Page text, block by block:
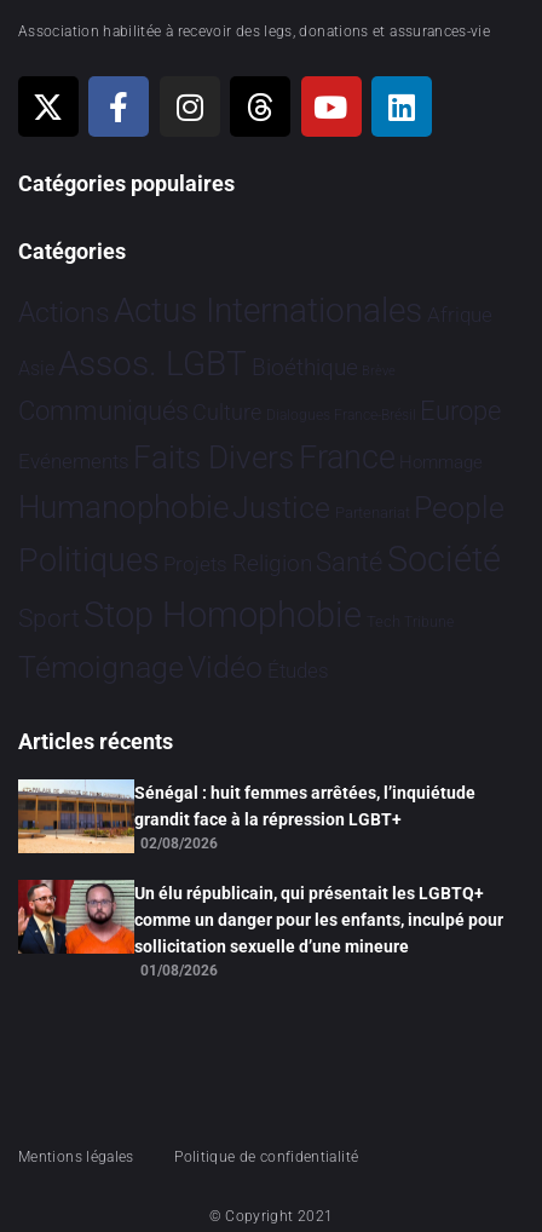
Association habilitée à recevoir des legs, donations et assurances-vie
Catégories populaires
Catégories
Actions Actus Internationales Afrique
Asie Assos. LGBT Bioéthique Brève
Communiqués Culture Dialogues France-Brésil Europe
Evénements Faits Divers France Hommage
HumanophobieJustice Partenariat People
Politiques Projets Religion Santé Société
Sport Stop Homophobie Tech Tribune
TémoignageVidéo Études
Articles récents
Sénégal : huit femmes arrêtées, l’inquiétude
grandit face à la répression LGBT+
02/08/2026
Un élu républicain, qui présentait les LGBTQ+
comme un danger pour les enfants, inculpé pour
sollicitation sexuelle d’une mineure
01/08/2026
Mentions légales Politique de confidentialité
© Copyright 2021